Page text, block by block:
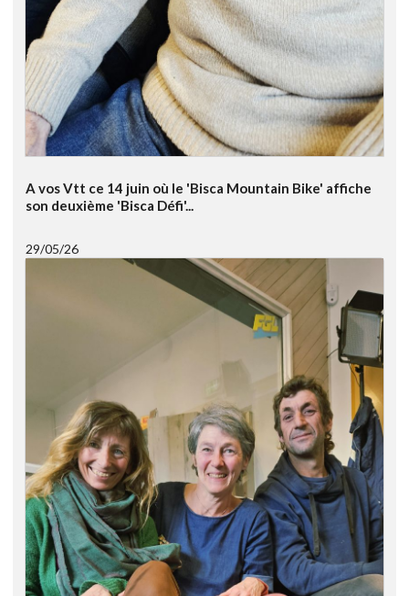
A vos Vtt ce 14 juin où le 'Bisca Mountain Bike' affiche
son deuxième 'Bisca Défi'...
29/05/26